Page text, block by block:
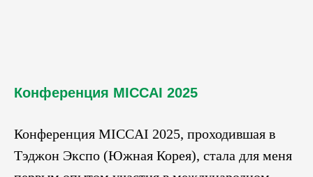
Конференция MICCAI 2025
Конференция MICCAI 2025, проходившая в
Тэджон Экспо (Южная Корея), стала для меня